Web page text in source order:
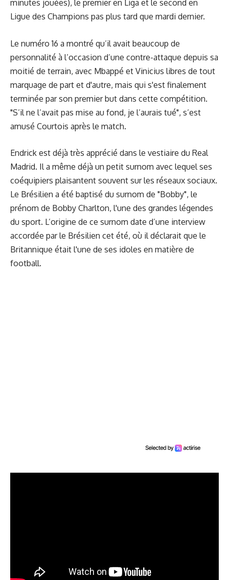
minutes jouées), le premier en Liga et le second en
Ligue des Champions pas plus tard que mardi dernier.
Le numéro 16 a montré qu’il avait beaucoup de
personnalité à l’occasion d’une contre-attaque depuis sa
moitié de terrain, avec Mbappé et Vinicius libres de tout
marquage de part et d'autre, mais qui s'est finalement
terminée par son premier but dans cette compétition.
"S’il ne l’avait pas mise au fond, je l’aurais tué", s’est
amusé Courtois après le match.
Endrick est déjà très apprécié dans le vestiaire du Real
Madrid. Il a même déjà un petit surnom avec lequel ses
coéquipiers plaisantent souvent sur les réseaux sociaux.
Le Brésilien a été baptisé du surnom de "Bobby", le
prénom de Bobby Charlton, l'une des grandes légendes
du sport. L’origine de ce surnom date d’une interview
accordée par le Brésilien cet été, où il déclarait que le
Britannique était l'une de ses idoles en matière de
football.